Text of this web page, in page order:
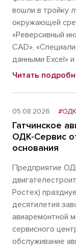
вошли в тройку
окружающей
«Реверсивный
CAD»,
данными Excel»
Читать
05.08.2026 #ОДК
Гатчинское
ОДК-Сервис
основания
Предприятие
Ростех)
десятилетия
авиаремонтной
сервисного
обслуживание